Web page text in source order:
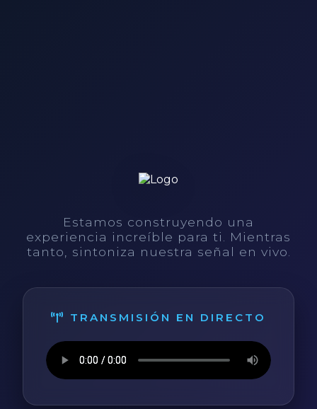
Estamos construyendo una
experiencia increíble para ti. Mientras
tanto, sintoniza nuestra señal en vivo.
TRANSMISIÓN EN DIRECTO